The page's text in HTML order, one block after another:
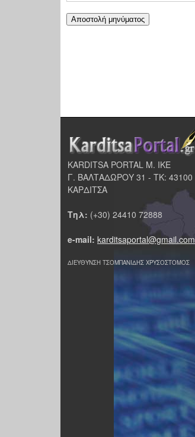
KARDITSA PORTAL Μ. ΙΚΕ
Γ. ΒΑΛΤΑΔΩΡΟΥ 31 - ΤΚ: 43100
ΚΑΡΔΙΤΣΑ
Τηλ: (+30) 24410 72888
e-mail: karditsaportal@gmail.com
ΔΙΕΥΘΥΝΣΗ ΤΣΟΜΠΑΝΙΔΗΣ ΧΡΥΣΟΣΤΟΜΟΣ